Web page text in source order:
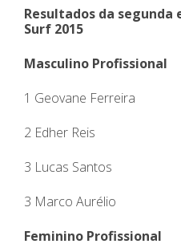
Resultados da segunda
Surf 2015
Masculino Profissional
1 Geovane Ferreira
2 Edher Reis
3 Lucas Santos
3 Marco Aurélio
Feminino Profissional